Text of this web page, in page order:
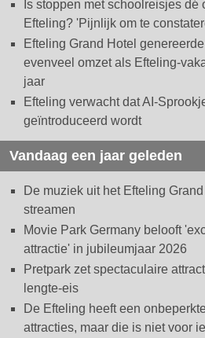
Is stoppen met schoolreisjes dé
Efteling? 'Pijnlijk om te
Efteling Grand Hotel
evenveel omzet als Efteling-
jaar
Efteling verwacht dat AI-
geïntroduceerd wordt
Vandaag een jaar geleden
De muziek uit het Efteling
streamen
Movie Park Germany belooft
attractie' in jubileumjaar 2026
Pretpark zet spectaculaire
lengte-eis
De Efteling heeft een
attracties, maar die is niet voor